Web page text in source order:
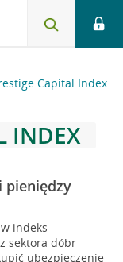
Capital Index
INDEX
pieniędzy
indeks
sektora dóbr
ubezpieczenie